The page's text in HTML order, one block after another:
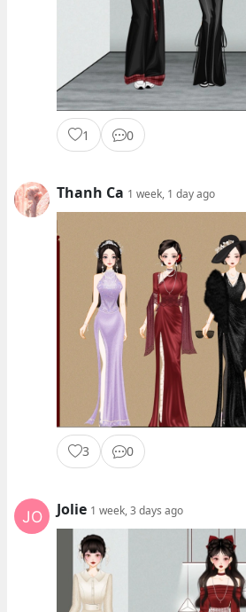
1 0
Thanh Ca 1 week, 1 day ago
3 0
Jolie 1 week, 3 days ago